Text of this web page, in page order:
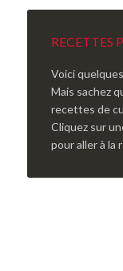
RECETTES
Voici
Mais sachez
recettes de
Cliquez sur
pour aller à la